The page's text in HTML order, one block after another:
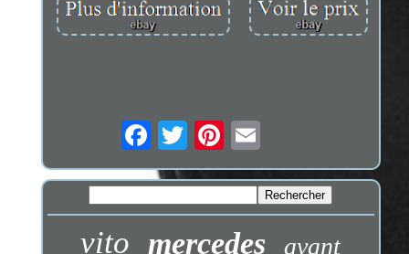
vito mercedes avant